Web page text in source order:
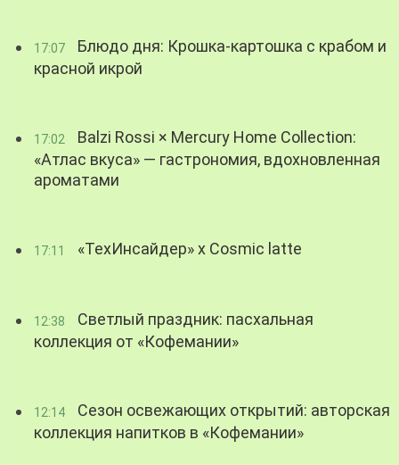
17:07
Блюдо дня: Крошка-картошка с крабом и
красной икрой
17:02
Balzi Rossi × Mercury Home Collection:
«Атлас вкуса» — гастрономия, вдохновленная
ароматами
17:11 «ТехИнсайдер» х Cosmic latte
12:38
Светлый праздник: пасхальная
коллекция от «Кофемании»
12:14
Сезон освежающих открытий: авторская
коллекция напитков в «Кофемании»